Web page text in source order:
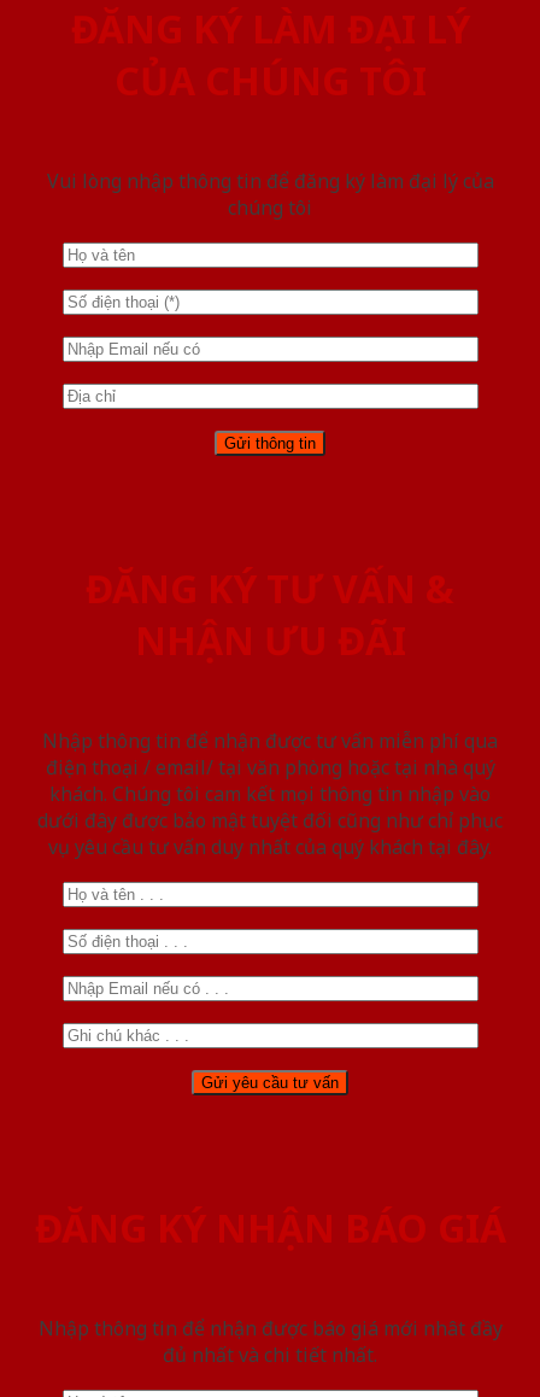
ĐĂNG KÝ LÀM ĐẠI LÝ
CỦA CHÚNG TÔI
Vui lòng nhập thông tin để đăng ký làm đại lý của
chúng tôi
ĐĂNG KÝ TƯ VẤN &
NHẬN ƯU ĐÃI
Nhập thông tin để nhận được tư vấn miễn phí qua
điện thoại / email/ tại văn phòng hoặc tại nhà quý
khách. Chúng tôi cam kết mọi thông tin nhập vào
dưới đây được bảo mật tuyệt đối cũng như chỉ phục
vụ yêu cầu tư vấn duy nhất của quý khách tại đây.
ĐĂNG KÝ NHẬN BÁO GIÁ
Nhập thông tin để nhận được báo giá mới nhât đầy
đủ nhất và chi tiết nhất.